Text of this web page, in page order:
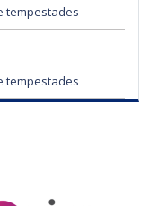
tempestades
tempestades